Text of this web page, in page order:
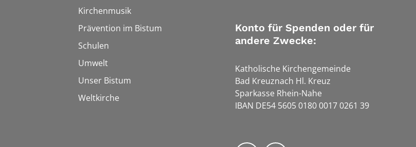
Kirchenmusik
Prävention im Bistum
Schulen
Umwelt
Unser Bistum
Weltkirche
Konto für Spenden oder für
andere Zwecke:
Katholische Kirchengemeinde
Bad Kreuznach Hl. Kreuz
Sparkasse Rhein-Nahe
IBAN DE54 5605 0180 0017 0261 39